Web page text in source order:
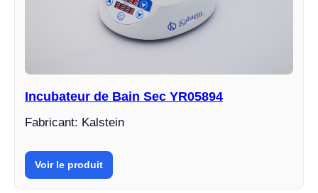
Incubateur de Bain Sec YR05894
Fabricant: Kalstein
Voir le produit